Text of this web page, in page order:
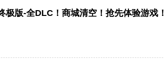
极版-全DLC！商城清空！抢先体验游戏！